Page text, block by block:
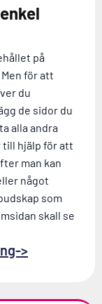
på
för att
du
de sidor du
alla andra
till hjälp för att
man kan
något
som
skall se
>